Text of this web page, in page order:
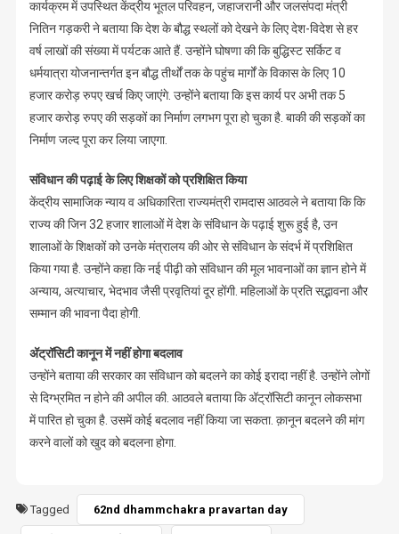
कार्यक्रम में उपस्थित केंद्रीय भूतल परिवहन, जहाजरानी और जलसंपदा मंत्री
नितिन गड़करी ने बताया कि देश के बौद्ध स्थलों को देखने के लिए देश-विदेश से हर
वर्ष लाखों की संख्या में पर्यटक आते हैं. उन्होंने घोषणा की कि बुद्धिस्ट सर्किट व
धर्मयात्रा योजनान्तर्गत इन बौद्ध तीर्थों तक के पहुंच मार्गों के विकास के लिए 10
हजार करोड़ रुपए खर्च किए जाएंगे. उन्होंने बताया कि इस कार्य पर अभी तक 5
हजार करोड़ रुपए की सड़कों का निर्माण लगभग पूरा हो चुका है. बाकी की सड़कों का
निर्माण जल्द पूरा कर लिया जाएगा.
संविधान की पढ़ाई के लिए शिक्षकों को प्रशिक्षित किया
केंद्रीय सामाजिक न्याय व अधिकारिता राज्यमंत्री रामदास आठवले ने बताया कि कि
राज्य की जिन 32 हजार शालाओं में देश के संविधान के पढ़ाई शुरू हुई है, उन
शालाओं के शिक्षकों को उनके मंत्रालय की ओर से संविधान के संदर्भ में प्रशिक्षित
किया गया है. उन्होंने कहा कि नई पीढ़ी को संविधान की मूल भावनाओं का ज्ञान होने में
अन्याय, अत्याचार, भेदभाव जैसी प्रवृतियां दूर होंगी. महिलाओं के प्रति सद्भावना और
सम्मान की भावना पैदा होगी.
अ‍ॅट्रॉसिटी कानून में नहीं होगा बदलाव
उन्होंने बताया की सरकार का संविधान को बदलने का कोई इरादा नहीं है. उन्होंने लोगों
से दिग्भ्रमित न होने की अपील की. आठवले बताया कि अ‍ॅट्रॉसिटी कानून लोकसभा
में पारित हो चुका है. उसमें कोई बदलाव नहीं किया जा सकता. क़ानून बदलने की मांग
करने वालों को खुद को बदलना होगा.
Tagged 62nd dhammchakra pravartan day